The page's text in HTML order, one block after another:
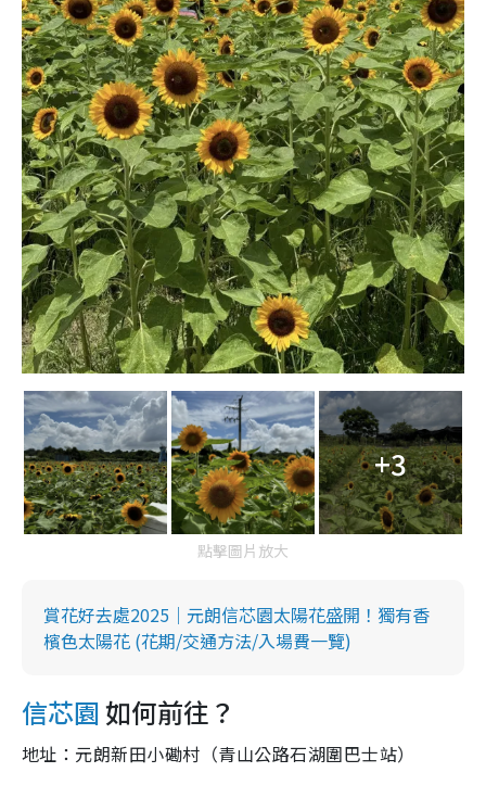
+3
點擊圖片放大
賞花好去處2025｜元朗信芯園太陽花盛開！獨有香
檳色太陽花 (花期/交通方法/入場費一覽)
信芯園如何前往？
地址：元朗新田小磡村（青山公路石湖圍巴士站）